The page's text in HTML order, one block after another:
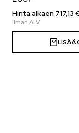
Hinta alkaen 717,13
LISÄÄ